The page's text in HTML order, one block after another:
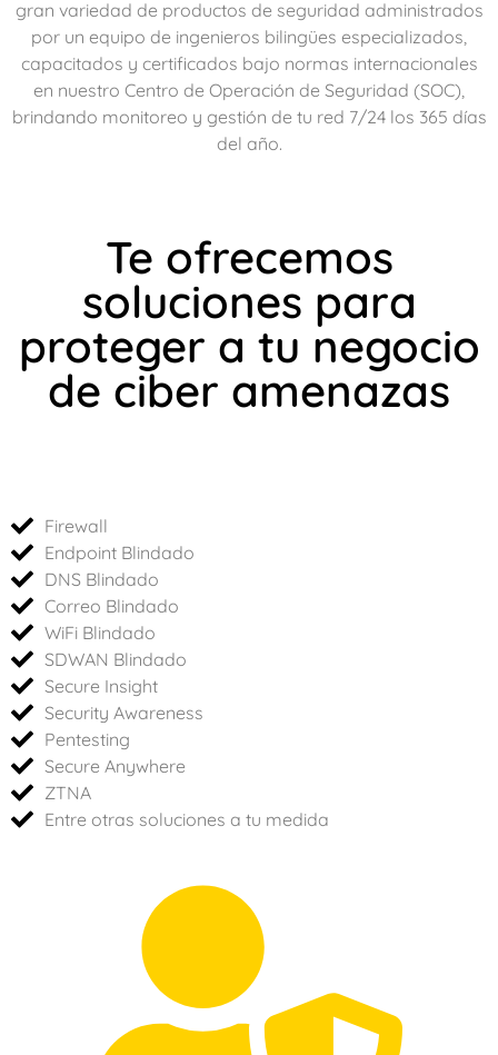
gran variedad de productos de seguridad administrados
por un equipo de ingenieros bilingües especializados,
capacitados y certificados bajo normas internacionales
en nuestro Centro de Operación de Seguridad (SOC),
brindando monitoreo y gestión de tu red 7/24 los 365 días
del año.
Te ofrecemos
soluciones para
proteger a tu negocio
de ciber amenazas
Firewall
Endpoint Blindado
DNS Blindado
Correo Blindado
WiFi Blindado
SDWAN Blindado
Secure Insight
Security Awareness
Pentesting
Secure Anywhere
ZTNA
Entre otras soluciones a tu medida